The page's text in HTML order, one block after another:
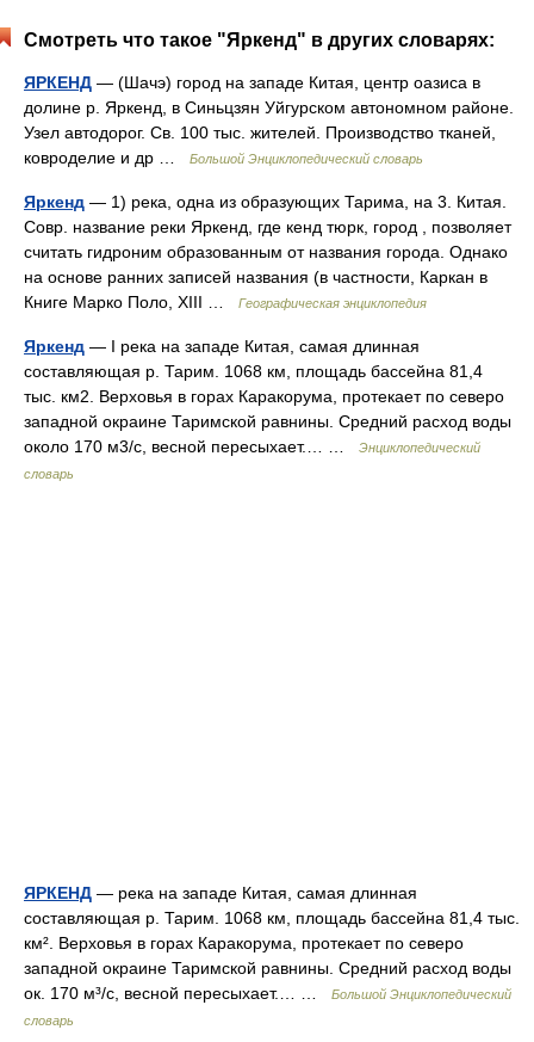
Смотреть что такое "Яркенд" в других словарях:
ЯРКЕНД — (Шачэ) город на западе Китая, центр оазиса в
долине р. Яркенд, в Синьцзян Уйгурском автономном районе.
Узел автодорог. Св. 100 тыс. жителей. Производство тканей,
ковроделие и др …
Большой Энциклопедический словарь
Яркенд — 1) река, одна из образующих Тарима, на 3. Китая.
Совр. название реки Яркенд, где кенд тюрк, город , позволяет
считать гидроним образованным от названия города. Однако
на основе ранних записей названия (в частности, Каркан в
Книге Марко Поло, XIII …
Географическая энциклопедия
Яркенд — I река на западе Китая, самая длинная
составляющая р. Тарим. 1068 км, площадь бассейна 81,4
тыс. км2. Верховья в горах Каракорума, протекает по северо
западной окраине Таримской равнины. Средний расход воды
около 170 м3/с, весной пересыхает.… …
Энциклопедический
словарь
ЯРКЕНД — река на западе Китая, самая длинная
составляющая р. Тарим. 1068 км, площадь бассейна 81,4 тыс.
км². Верховья в горах Каракорума, протекает по северо
западной окраине Таримской равнины. Средний расход воды
ок. 170 м³/с, весной пересыхает.… …
Большой Энциклопедический
словарь